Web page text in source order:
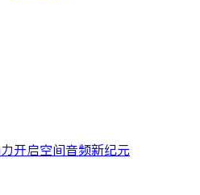
开启空间音频新纪元